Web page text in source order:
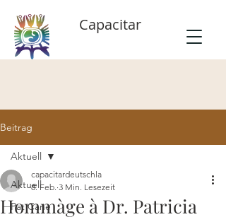
Capacitar
Beitrag
Aktuell
Pat Cane
Aktuell
Hommàge à Dr. Patricia
capacitardeutschla
8. Feb. 3 Min. Lesezeit